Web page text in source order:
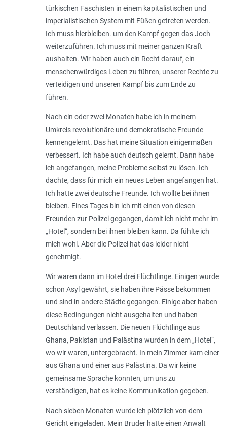
türkischen Faschisten in einem kapitalistischen und
imperialistischen System mit Füßen getreten werden.
Ich muss hierbleiben. um den Kampf gegen das Joch
weiterzuführen. Ich muss mit meiner ganzen Kraft
aushalten. Wir haben auch ein Recht darauf, ein
menschenwürdiges Leben zu führen, unserer Rechte zu
verteidigen und unseren Kampf bis zum Ende zu
führen.
Nach ein oder zwei Monaten habe ich in meinem
Umkreis revolutionäre und demokratische Freunde
kennengelernt. Das hat meine Situation einigermaßen
verbessert. Ich habe auch deutsch gelernt. Dann habe
ich angefangen, meine Probleme selbst zu lösen. Ich
dachte, dass für mich ein neues Leben angefangen hat.
Ich hatte zwei deutsche Freunde. Ich wollte bei ihnen
bleiben. Eines Tages bin ich mit einen von diesen
Freunden zur Polizei gegangen, damit ich nicht mehr im
„Hotel“, sondern bei ihnen bleiben kann. Da fühlte ich
mich wohl. Aber die Polizei hat das leider nicht
genehmigt.
Wir waren dann im Hotel drei Flüchtlinge. Einigen wurde
schon Asyl gewährt, sie haben ihre Pässe bekommen
und sind in andere Städte gegangen. Einige aber haben
diese Bedingungen nicht ausgehalten und haben
Deutschland verlassen. Die neuen Flüchtlinge aus
Ghana, Pakistan und Palästina wurden in dem „Hotel“,
wo wir waren, untergebracht. In mein Zimmer kam einer
aus Ghana und einer aus Palästina. Da wir keine
gemeinsame Sprache konnten, um uns zu
verständigen, hat es keine Kommunikation gegeben.
Nach sieben Monaten wurde ich plötzlich von dem
Gericht eingeladen. Mein Bruder hatte einen Anwalt